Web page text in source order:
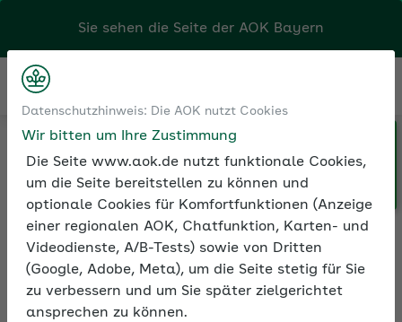
Datenschutzhinweis: Die AOK nutzt Cookies
Wir bitten um Ihre Zustimmung
Die Seite www.aok.de nutzt funktionale Cookies,
um die Seite bereitstellen zu können und
optionale Cookies für Komfortfunktionen (Anzeige
einer regionalen AOK, Chatfunktion, Karten- und
Videodienste, A/B-Tests) sowie von Dritten
(Google, Adobe, Meta), um die Seite stetig für Sie
zu verbessern und um Sie später zielgerichtet
ansprechen zu können.
Klicken Sie hier, wenn Sie Ihre
AOK/Region wechseln möchten.
und Seminare
Seminarvideos
Seminarvideo: Positiv
führen – Anregungen aus
der Positiven Psychologie